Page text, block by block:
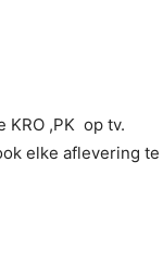
KRO ,PK op tv.
elke aflevering te